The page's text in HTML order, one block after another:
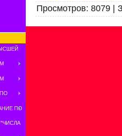
ПО
Просмотров: 8079 |